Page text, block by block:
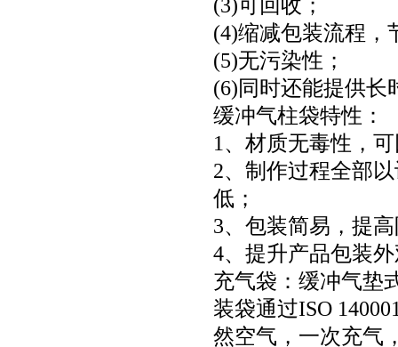
(3)可回收；
(4)缩减包装流程
(5)无污染性；
(6)同时还能提供长
缓冲气柱袋特性：
1、材质无毒性，
2、制作过程全部
低；
3、包装简易，提
4、提升产品包装
充气袋：缓冲气垫
装袋通过ISO
然空气，一次充气